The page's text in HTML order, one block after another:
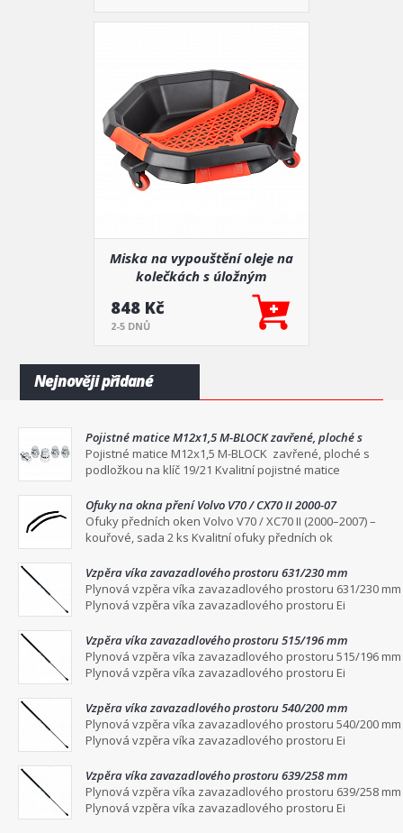
Miska na vypouštění oleje na
kolečkách s úložným
prostorem na nářadí AMIO-
848 Kč
2-5 DNŮ
Nejnověji přidané
Pojistné matice M12x1,5 M-BLOCK zavřené, ploché s
podložkou na klíč 19/21
Pojistné matice M12x1,5 M-BLOCK zavřené, ploché s
podložkou na klíč 19/21 Kvalitní pojistné matice
Ofuky na okna pření Volvo V70 / CX70 II 2000-07
Ofuky předních oken Volvo V70 / XC70 II (2000–2007) –
kouřové, sada 2 ks Kvalitní ofuky předních ok
Vzpěra víka zavazadlového prostoru 631/230 mm
Plynová vzpěra víka zavazadlového prostoru 631/230 mm
Plynová vzpěra víka zavazadlového prostoru Ei
Vzpěra víka zavazadlového prostoru 515/196 mm
Plynová vzpěra víka zavazadlového prostoru 515/196 mm
Plynová vzpěra víka zavazadlového prostoru Ei
Vzpěra víka zavazadlového prostoru 540/200 mm
Plynová vzpěra víka zavazadlového prostoru 540/200 mm
Plynová vzpěra víka zavazadlového prostoru Ei
Vzpěra víka zavazadlového prostoru 639/258 mm
Plynová vzpěra víka zavazadlového prostoru 639/258 mm
Plynová vzpěra víka zavazadlového prostoru Ei